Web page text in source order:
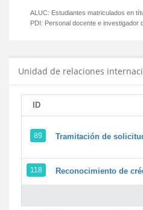
ALUC: Estudiantes matriculados en
PDI: Personal docente e investigador
Unidad de relaciones
ID
89 Tramitación de
118 Reconocimiento de